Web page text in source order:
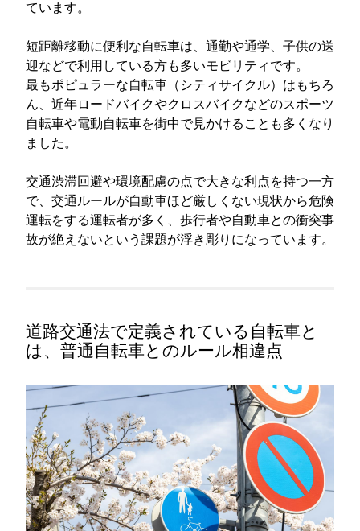
ています。
短距離移動に便利な自転車は、通勤や通学、子供の送
迎などで利用している方も多いモビリティです。
最もポピュラーな自転車（シティサイクル）はもちろ
ん、近年ロードバイクやクロスバイクなどのスポーツ
自転車や電動自転車を街中で見かけることも多くなり
ました。
交通渋滞回避や環境配慮の点で大きな利点を持つ一方
で、交通ルールが自動車ほど厳しくない現状から危険
運転をする運転者が多く、歩行者や自動車との衝突事
故が絶えないという課題が浮き彫りになっています。
道路交通法で定義されている自転車と
は、普通自転車とのルール相違点